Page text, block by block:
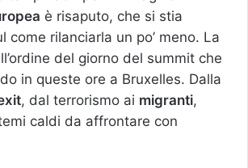
è risaputo, che si stia
come rilanciarla un po’ meno. La
del giorno del summit che
in queste ore a Bruxelles. Dalla
, dal terrorismo ai migranti,
caldi da affrontare con